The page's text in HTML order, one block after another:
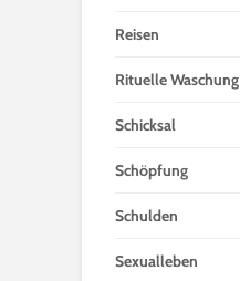
Reisen
Rituelle Waschung
Schicksal
Schöpfung
Schulden
Sexualleben